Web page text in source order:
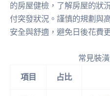
的房屋健檢，了解房屋的狀
付突發狀況。謹慎的規劃與
安全與舒適，避免日後花費
常見裝
項目
占比